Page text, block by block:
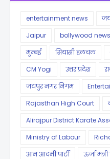
entertainment news
Jaipur
bollywood news
मुम्बई
सियासी हलचल
CM Yogi
उत्तर प्रदेश
जयपुर नगर निगम
Rajasthan High Court
Alirajpur District Karate
Ministry of Labour
आम आदमी पार्टी
ऊर्जा